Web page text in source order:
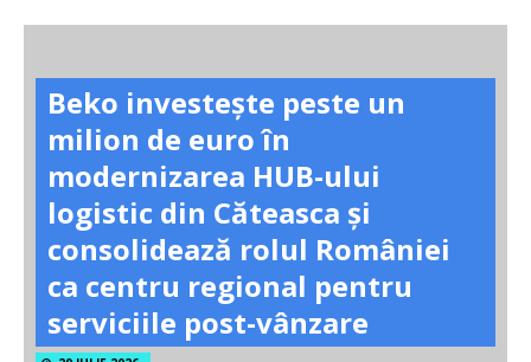
Beko investește peste un
milion de euro în
modernizarea HUB-ului
logistic din Căteasca și
consolidează rolul României
ca centru regional pentru
serviciile post-vânzare